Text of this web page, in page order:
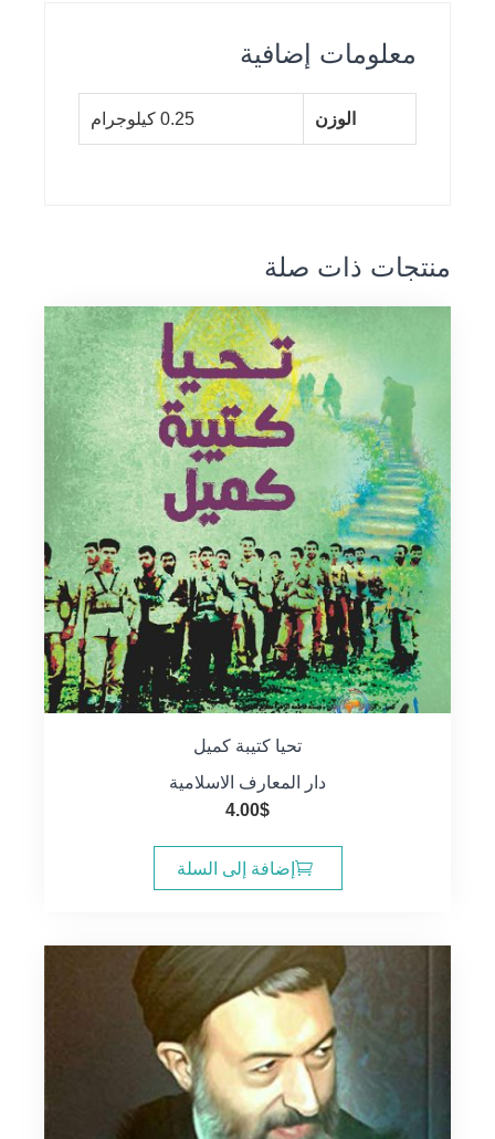
معلومات إضافية
الوزن 0.25 كيلوجرام
منتجات ذات صلة
تحيا كتيبة كميل
دار المعارف الاسلامية
4.00$
إضافة إلى السلة